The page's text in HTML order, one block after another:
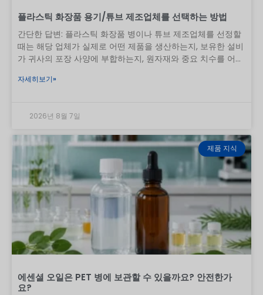
플라스틱 화장품 용기/튜브 제조업체를 선택하는 방법
간단한 답변: 플라스틱 화장품 병이나 튜브 제조업체를 선정할
때는 해당 업체가 실제로 어떤 제품을 생산하는지, 보유한 설비
가 귀사의 포장 사양에 부합하는지, 원자재와 중요 치수를 어떻
있는지 등을 확인해야 합니다. 인증서, 견적서, 공장 영상, 저렴
적인 절차는 다음과 같습니다. 포장 사양을 정의하고, 적절한 공
정을 갖춘 공장을 후보로 선정하며, 사업 및 품질 관리 시스템
을 확인하고, 양산과 유사한 샘플을 테스트하고, 검사 기준에 합
의한 후, 통제된 조건 하에 첫 주문을 진행합니다. 이 가이드에
서는 구매자가 각 단계에서 무엇을 요청해야 하는지 설명합니
다. 목차 보기 1 시작
자세히보기»
2026년 8월 7일
제품 지식
에센셜 오일은 PET 병에 보관할 수 있을까요? 안전한가
요?